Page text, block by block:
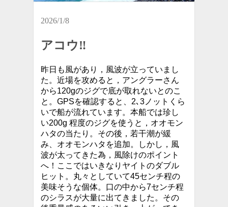
2026/1/8
アコウ‼︎
昨日も風があり，風波が立っていまし
た。近場を攻めると，アングラーさん
から120gのジグで底が取れないとのこ
と。GPSを確認すると、2､3ノットくら
いで船が流れています。本船では珍し
い200g 程度のジグを使うと，オオモン
ハタの当たり。その後，若干潮が緩
み、オオモンハタを追加。しかし，風
波が太ってきた為，風除けのポイント
へ！ここではいきなりヤイトのダブル
ヒット。丸々としていて45センチ程の
美味そうな個体。口の中から7センチ程
のシラスが大量に出てきました。その